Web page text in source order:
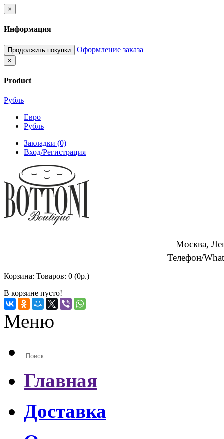
×
Информация
Продолжить покупки Оформление заказа
×
Product
Рубль
Евро
Рубль
Закладки (0)
Вход/Регистрация
Москва,
Телефон/
Корзина: Товаров: 0 (0р.)
В корзине пусто!
Меню
Главная
Доставка